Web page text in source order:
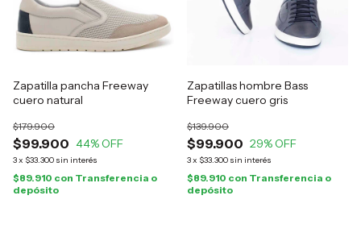
Zapatilla pancha Freeway
cuero natural
$99.900
$179.900
44% OFF
3x $33.300 sin interés
$89.910 con Transferencia o
depósito
Zapatillas hombre Bass
Freeway cuero gris
$99.900
$139.900
29% OFF
3x $33.300 sin interés
$89.910 con Transferencia o
depósito